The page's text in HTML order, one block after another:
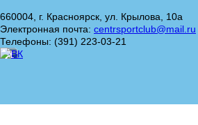
660004, г. Красноярск, ул. Крылова, 10а
Электронная почта: centrsportclub@mail.ru
Телефоны: (391) 223-03-21